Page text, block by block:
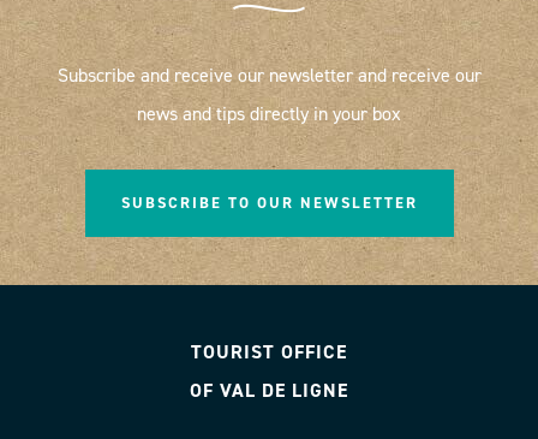
Subscribe and receive our newsletter and receive our
news and tips directly in your box
SUBSCRIBE TO OUR NEWSLETTER
TOURIST OFFICE
OF VAL DE LIGNE